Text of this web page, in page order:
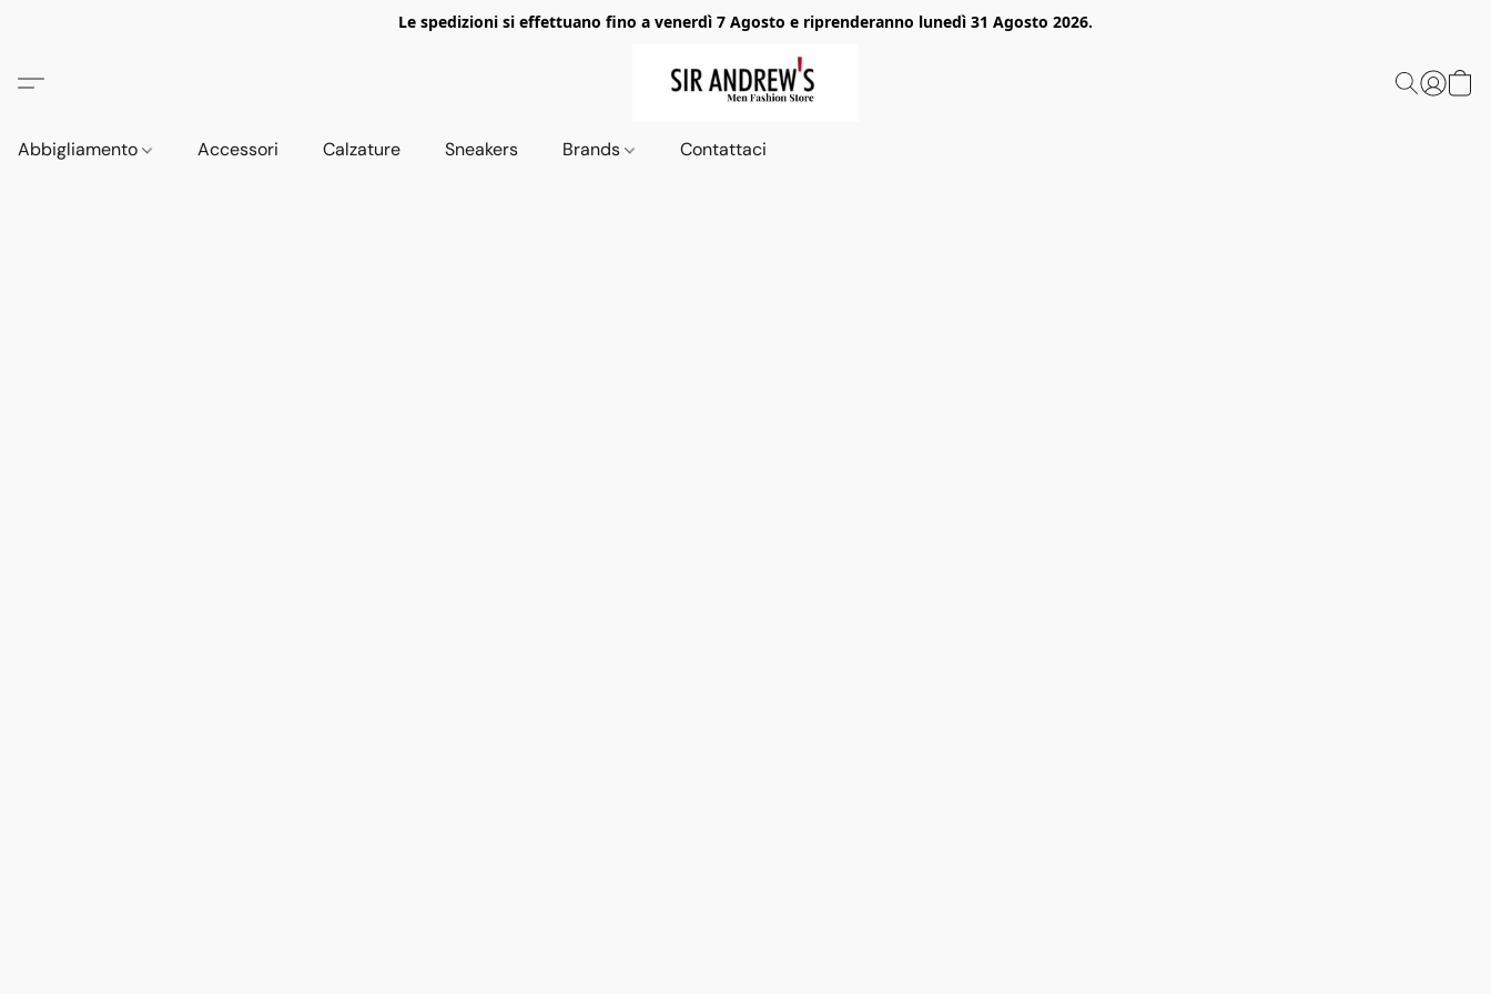
Le spedizioni si effettuano fino a venerdì 7 Agosto e riprenderanno lunedì 31 Agosto 2026.
Abbigliamento Accessori Calzature Sneakers Brands Contattaci